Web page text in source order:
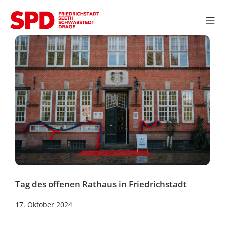
Inhalt
springenSPD OV Friedrichstadt
Tag des offenen Rathaus in Friedrichstadt
17. Oktober 202424.